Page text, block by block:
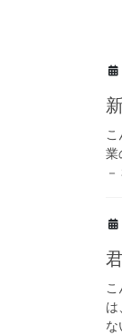
業
は